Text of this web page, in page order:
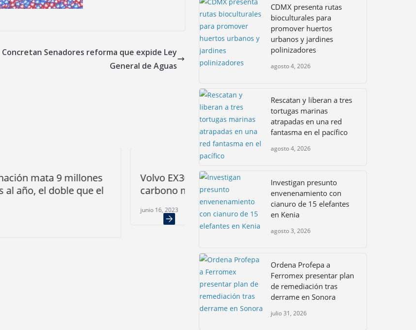
Concretan Senadores reforma que expide Ley
General de Aguas
Volvo EX30, el SUV con la huella de
carbono más baja de la marca
Vaquita marina. Capacitan a nuevos
observadores comunitarios
julio 10, 2026
CDMX presenta rutas
bioculturales para
promover huertos
urbanos y jardines
polinizadores
agosto 4, 2026
Rescatan y liberan a tres
tortugas marinas
atrapadas en una red
fantasma en el pacífico
agosto 4, 2026
Investigan presunto
envenenamiento con
cianuro de 15 elefantes
en Kenia
agosto 3, 2026
Ordena Profepa a
Ferromex presentar plan
de remediación tras
derrame en Sonora
julio 31, 2026